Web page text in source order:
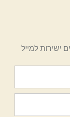
ישירות למייל